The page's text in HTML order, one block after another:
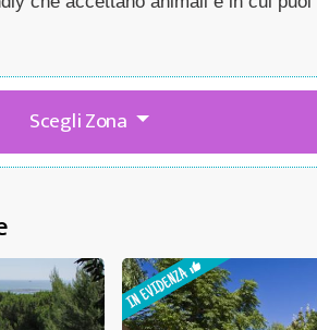
Scegli Zona